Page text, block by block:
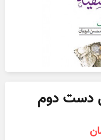
دست دوم